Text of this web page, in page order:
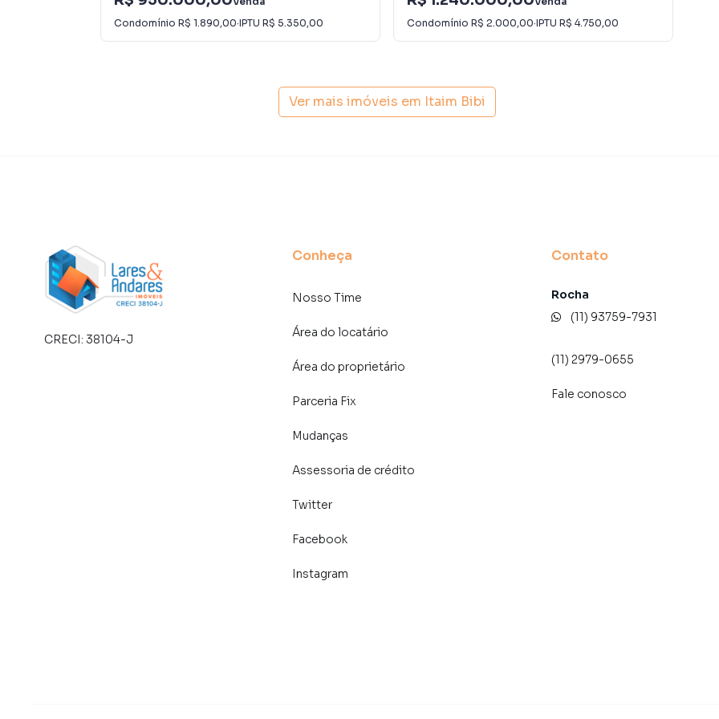
imóveis em diversas cidades do Brasil, incluindo São Paulo.
imobiliárias tradicionais. Já vendemos e locamos diversos imóveis em São Paulo, especialmente em
Itaim Bibi. Isso porque temos uma equipe de marketing digital focada em produzir campanhas
Condomínio R$ 1.890,00·IPTU R$ 5.350,00
Condomínio R$ 2.000,00·IPTU R$ 4.750,00
Ver mais imóveis em Itaim Bibi
CRECI: 38104-J
Conheça
Nosso Time
Área do locatário
Área do proprietário
Parceria Fix
Mudanças
Assessoria de crédito
Twitter
Facebook
Instagram
Contato
Rocha
(11) 93759-7931
(11) 2979-0655
Fale conosco